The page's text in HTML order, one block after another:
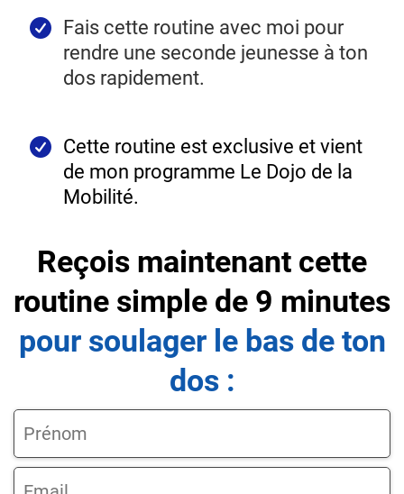
Fais cette routine avec moi pour
rendre une seconde jeunesse à ton
dos rapidement.
Cette routine est exclusive et vient
de mon programme Le Dojo de la
Mobilité.
Reçois maintenant cette
routine simple de 9 minutes
pour soulager le bas de ton
dos :